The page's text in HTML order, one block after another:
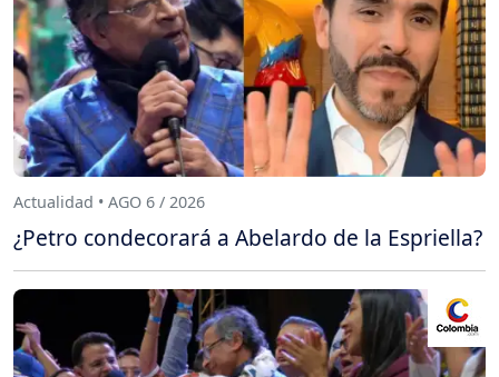
Actualidad • AGO 6 / 2026
¿Petro condecorará a Abelardo de la Espriella?